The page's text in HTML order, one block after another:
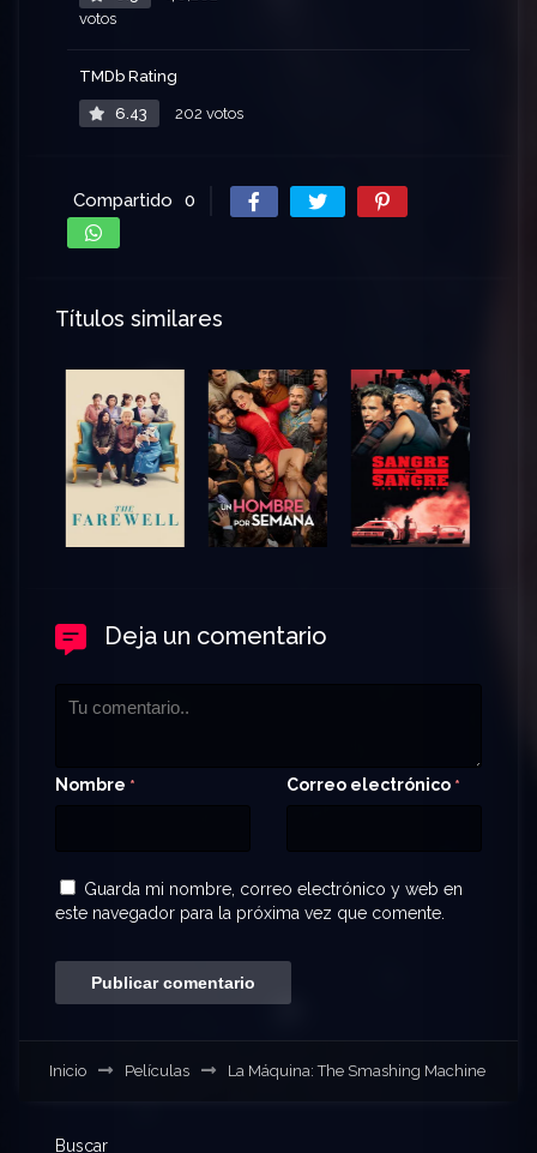
votos
TMDb Rating
6.43 202 votos
Compartido 0
Títulos similares
Deja un comentario
Nombre * Correo electrónico *
Guarda mi nombre, correo electrónico y web en
este navegador para la próxima vez que comente.
Inicio Películas La Máquina: The Smashing Machine
Buscar